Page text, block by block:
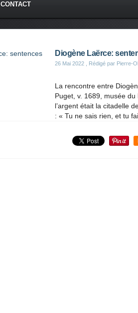
CONTACT
Diogène Laërce:
26 Mai 2022 , Rédigé par Pierre-
La rencontre entre
Puget, v. 1689, musée
l’argent était la citadelle
: « Tu ne sais rien, et tu